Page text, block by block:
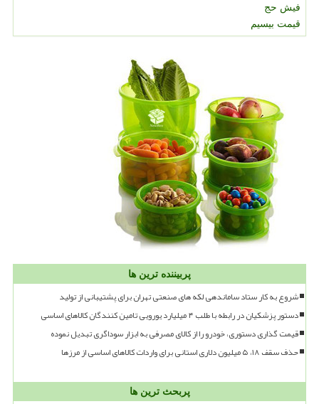
فیش حج
قیمت بیسیم
پربیننده ترین ها
شروع به کار ستاد ساماندهی لکه های صنعتی تهران برای پشتیبانی از تولید
دستور پزشکیان در رابطه با طلب ۴ میلیارد یورویی تامین کنندگان کالاهای اساسی
قیمت گذاری دستوری، خودرو را از کالای مصرفی به ابزار سوداگری تبدیل نموده
حذف سقف ۱۸، ۵ میلیون دلاری استانی برای واردات کالاهای اساسی از مرزها
پربحث ترین ها